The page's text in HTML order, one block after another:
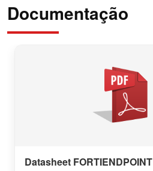
Documentação
Datasheet FORTIENDPOINT